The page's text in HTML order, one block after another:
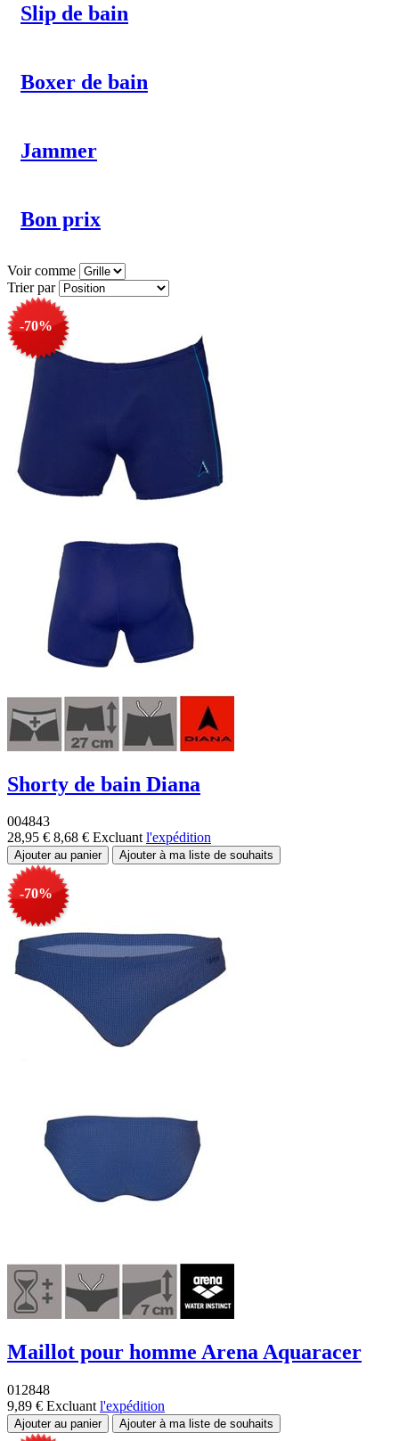
Slip de bain
Boxer de bain
Jammer
Bon prix
Voir comme
Trier par
-70%
Shorty de bain Diana
004843
28,95 € 8,68 € Excluantl'expédition
-70%
Maillot pour homme Arena Aquaracer
012848
9,89 € Excluant l'expédition